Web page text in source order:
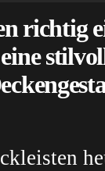
richtig